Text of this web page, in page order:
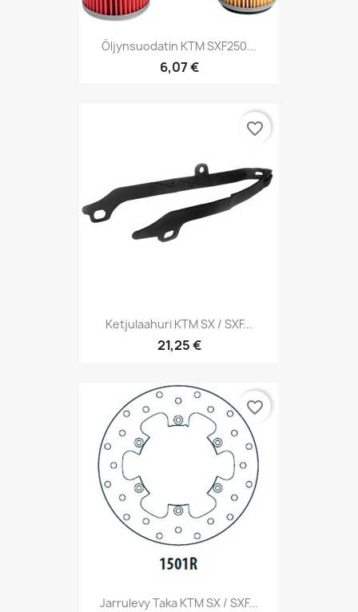
Öljynsuodatin KTM SXF250...
6,07 €
Ketjulaahuri KTM SX / SXF...
21,25 €
favorite_border
Jarrulevy Taka KTM SX / SXF...
favorite_border